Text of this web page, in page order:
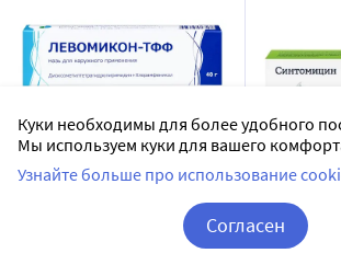
наружного применения 40
Тульская фармацевтическая
линимент
Нижфарм АО
Куки необходимы для более удобного
Мы используем куки для вашего
Узнайте больше про использование
Согласен